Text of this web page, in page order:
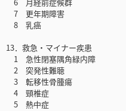
7 更年期障害
8 乳癌
13．救急・マイナー疾患
1 急性閉塞隅角緑内障
2 突発性難聴
3 転移性骨腫瘍
4 頸椎症
5 熱中症